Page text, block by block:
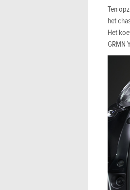
Ten
het
Het
GRMN